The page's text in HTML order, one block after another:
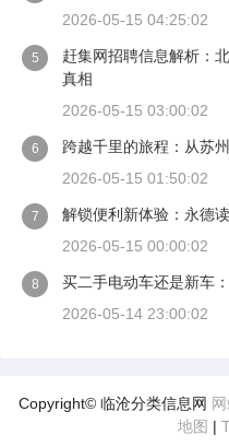
2026-05-15 04:25:02
5
赶集网招聘信息解析：
真相
2026-05-15 03:00:02
6
跨越千里的旅程：从苏
2026-05-15 01:50:02
7
解锁便利新体验：永德
2026-05-15 00:00:02
8
买二手电动车还是新车
2026-05-14 23:00:02
Copyright© 临沧分类信息网
地图 |